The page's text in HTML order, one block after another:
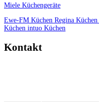
Miele Küchengeräte
Ewe-FM Küchen Regina Küchen
Küchen intuo Küchen
Kontakt